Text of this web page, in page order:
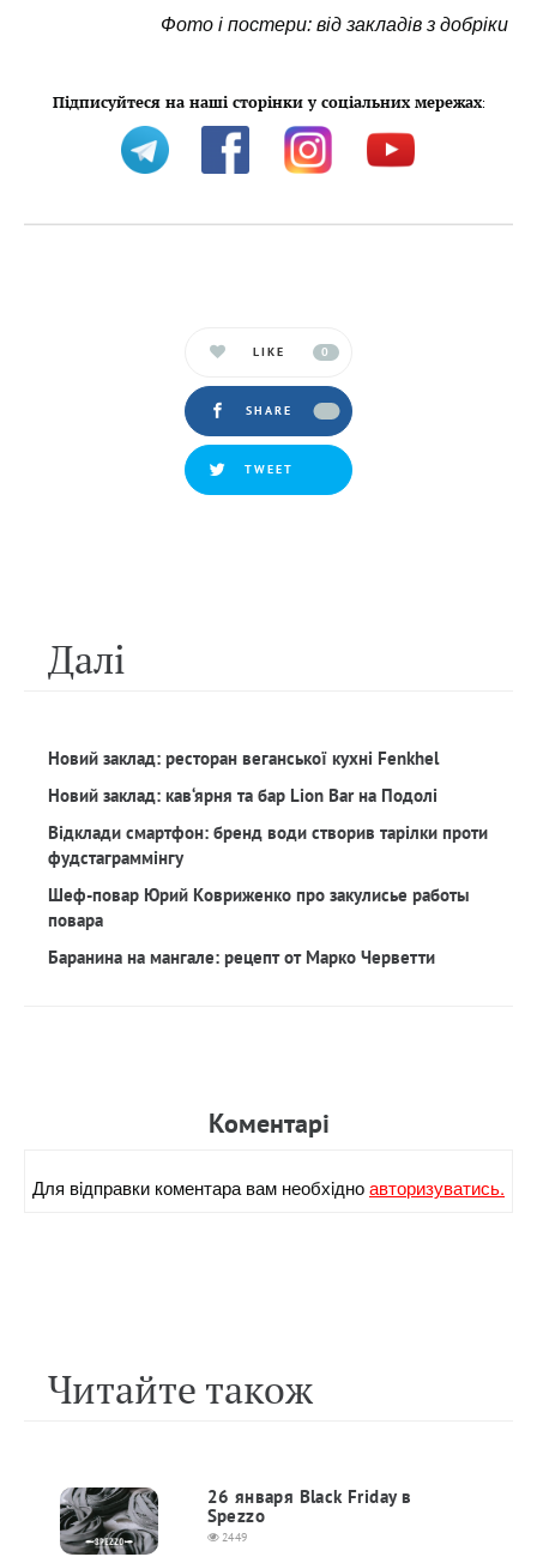
Фото і постери: від закладів з добріки
Підписуйтеся на наші сторінки у соціальних мережах:
LIKE 0
SHARE
TWEET
Далi
Новий заклад: ресторан веганської кухні Fenkhel
Новий заклад: кав‘ярня та бар Lion Bar на Подолі
Відклади смартфон: бренд води створив тарілки проти
фудстаграммінгу
Шеф-повар Юрий Ковриженко про закулисье работы
повара
Баранина на мангале: рецепт от Марко Черветти
Коментарi
Для вiдправки коментара вам необхiдноавторизуватись.
Читайте також
26 января Black Friday в
Spezzo
2449